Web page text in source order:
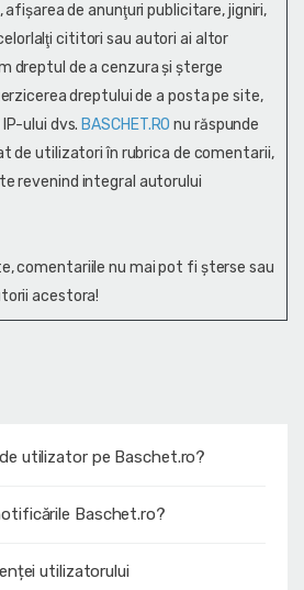
utilizator pe Baschet.ro?
Baschet.ro?
utilizatorului
de anunţuri publicitare, jigniri,
cititori sau autori ai altor
dreptul de a cenzura și şterge
dreptului de a posta pe site,
ului dvs. BASCHET.RO nu răspunde
de utilizatori în rubrica de comentarii,
revenind integral autorului
comentariile nu mai pot fi șterse sau
acestora!